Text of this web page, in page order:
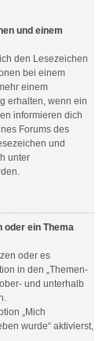
und einem
den Lesezeichen
bei einem
einem
erhalten, wenn ein
informieren dich
Forums des
und
unter
oder ein Thema
oder es
in den „Themen-
und unterhalb
„Mich
wurde“ aktivierst,